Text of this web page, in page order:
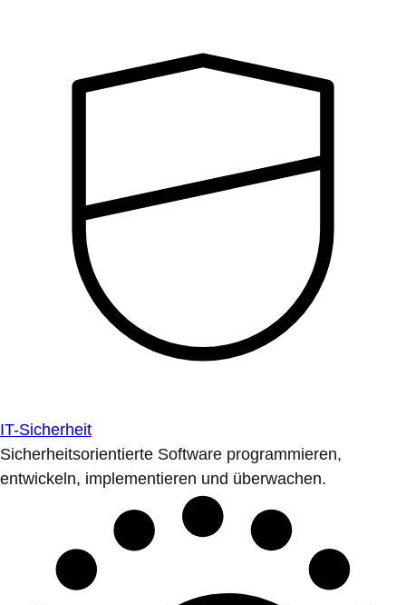
IT-Sicherheit
Sicherheitsorientierte Software programmieren,
entwickeln, implementieren und überwachen.